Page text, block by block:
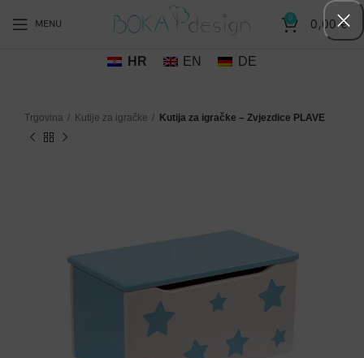
MENU 0 0,00€
HR EN DE
Trgovina Kutije za igračke Kutija za igračke – Zvjezdice PLAVE